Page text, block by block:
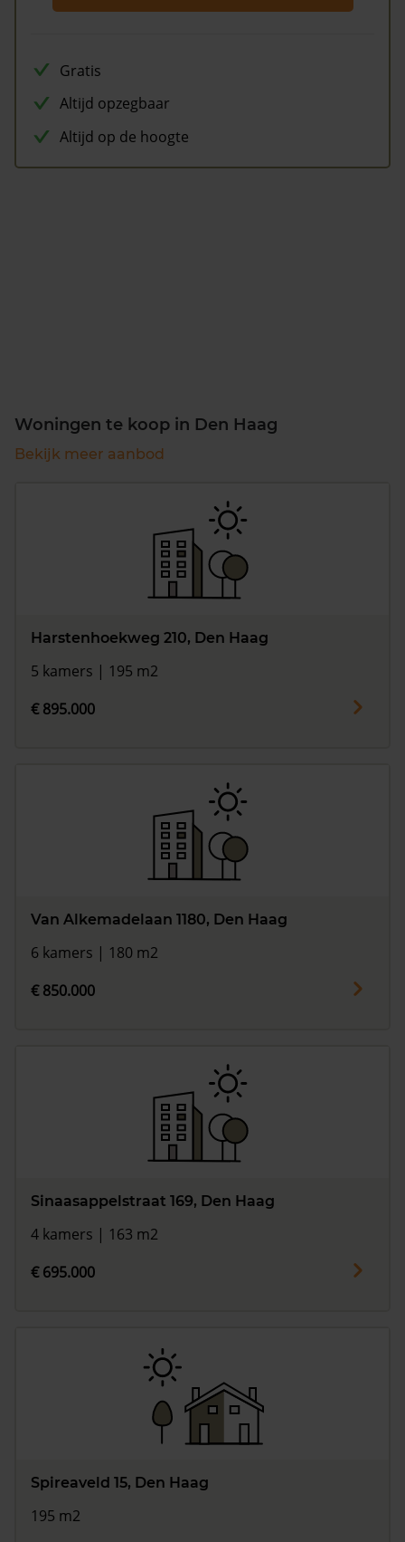
Gratis
Altijd opzegbaar
Altijd op de hoogte
Woningen te koop in Den Haag
Bekijk meer aanbod
Harstenhoekweg 210, Den Haag
5 kamers | 195 m2
€ 895.000
Van Alkemadelaan 1180, Den Haag
6 kamers | 180 m2
€ 850.000
Sinaasappelstraat 169, Den Haag
4 kamers | 163 m2
€ 695.000
Spireaveld 15, Den Haag
195 m2